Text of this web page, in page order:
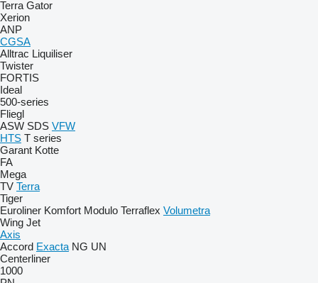
Terra Gator
Xerion
ANP
CGSA
Alltrac Liquiliser
Twister
FORTIS
Ideal
500-series
Fliegl
ASW SDS VFW
HTS T series
Garant Kotte
FA
Mega
TV Terra
Tiger
Euroliner Komfort Modulo Terraflex Volumetra
Wing Jet
Axis
Accord Exacta NG UN
Centerliner
1000